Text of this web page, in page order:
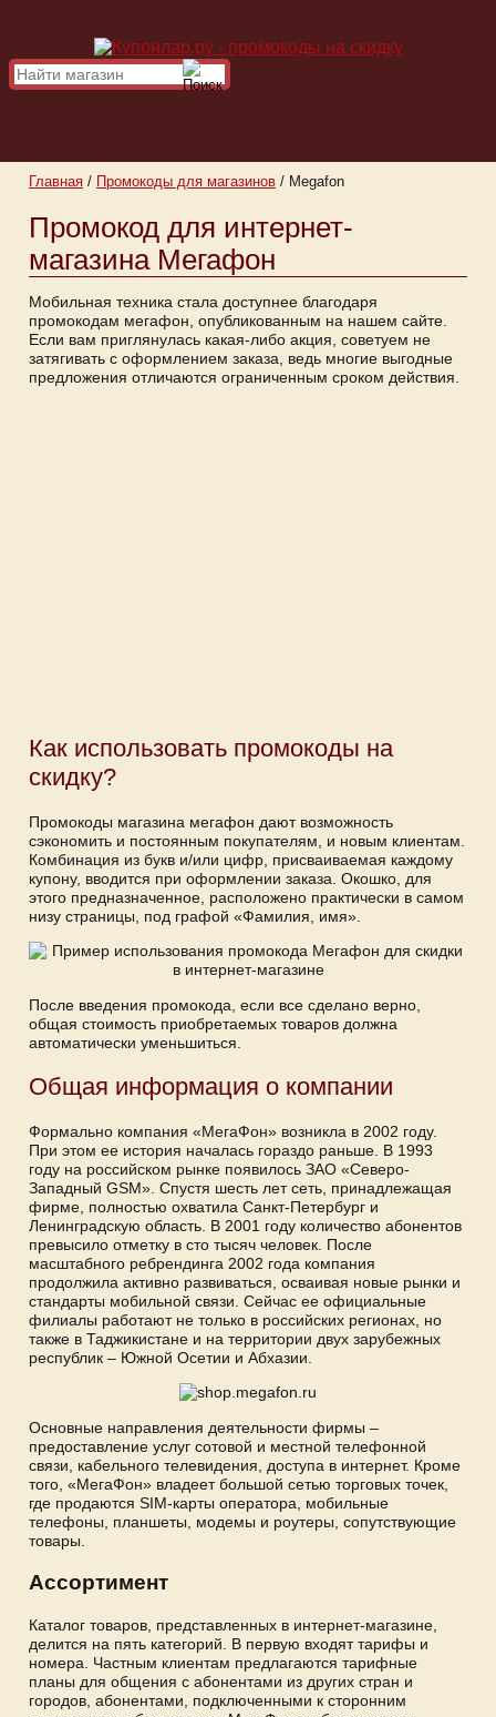
Главная / Промокоды для магазинов / Megafon
Промокод для интернет-
магазина Мегафон
Мобильная техника стала доступнее благодаря
промокодам мегафон, опубликованным на нашем сайте.
Если вам приглянулась какая-либо акция, советуем не
затягивать с оформлением заказа, ведь многие выгодные
предложения отличаются ограниченным сроком действия.
Как использовать промокоды на
скидку?
Промокоды магазина мегафон дают возможность
сэкономить и постоянным покупателям, и новым клиентам.
Комбинация из букв и/или цифр, присваиваемая каждому
купону, вводится при оформлении заказа. Окошко, для
этого предназначенное, расположено практически в самом
низу страницы, под графой «Фамилия, имя».
После введения промокода, если все сделано верно,
общая стоимость приобретаемых товаров должна
автоматически уменьшиться.
Общая информация о компании
Формально компания «МегаФон» возникла в 2002 году.
При этом ее история началась гораздо раньше. В 1993
году на российском рынке появилось ЗАО «Северо-
Западный GSM». Спустя шесть лет сеть, принадлежащая
фирме, полностью охватила Санкт-Петербург и
Ленинградскую область. В 2001 году количество абонентов
превысило отметку в сто тысяч человек. После
масштабного ребрендинга 2002 года компания
продолжила активно развиваться, осваивая новые рынки и
стандарты мобильной связи. Сейчас ее официальные
филиалы работают не только в российских регионах, но
также в Таджикистане и на территории двух зарубежных
республик – Южной Осетии и Абхазии.
Основные направления деятельности фирмы –
предоставление услуг сотовой и местной телефонной
связи, кабельного телевидения, доступа в интернет. Кроме
того, «МегаФон» владеет большой сетью торговых точек,
где продаются SIM-карты оператора, мобильные
телефоны, планшеты, модемы и роутеры, сопутствующие
товары.
Ассортимент
Каталог товаров, представленных в интернет-магазине,
делится на пять категорий. В первую входят тарифы и
номера. Частным клиентам предлагаются тарифные
планы для общения с абонентами из других стран и
городов, абонентами, подключенными к сторонним